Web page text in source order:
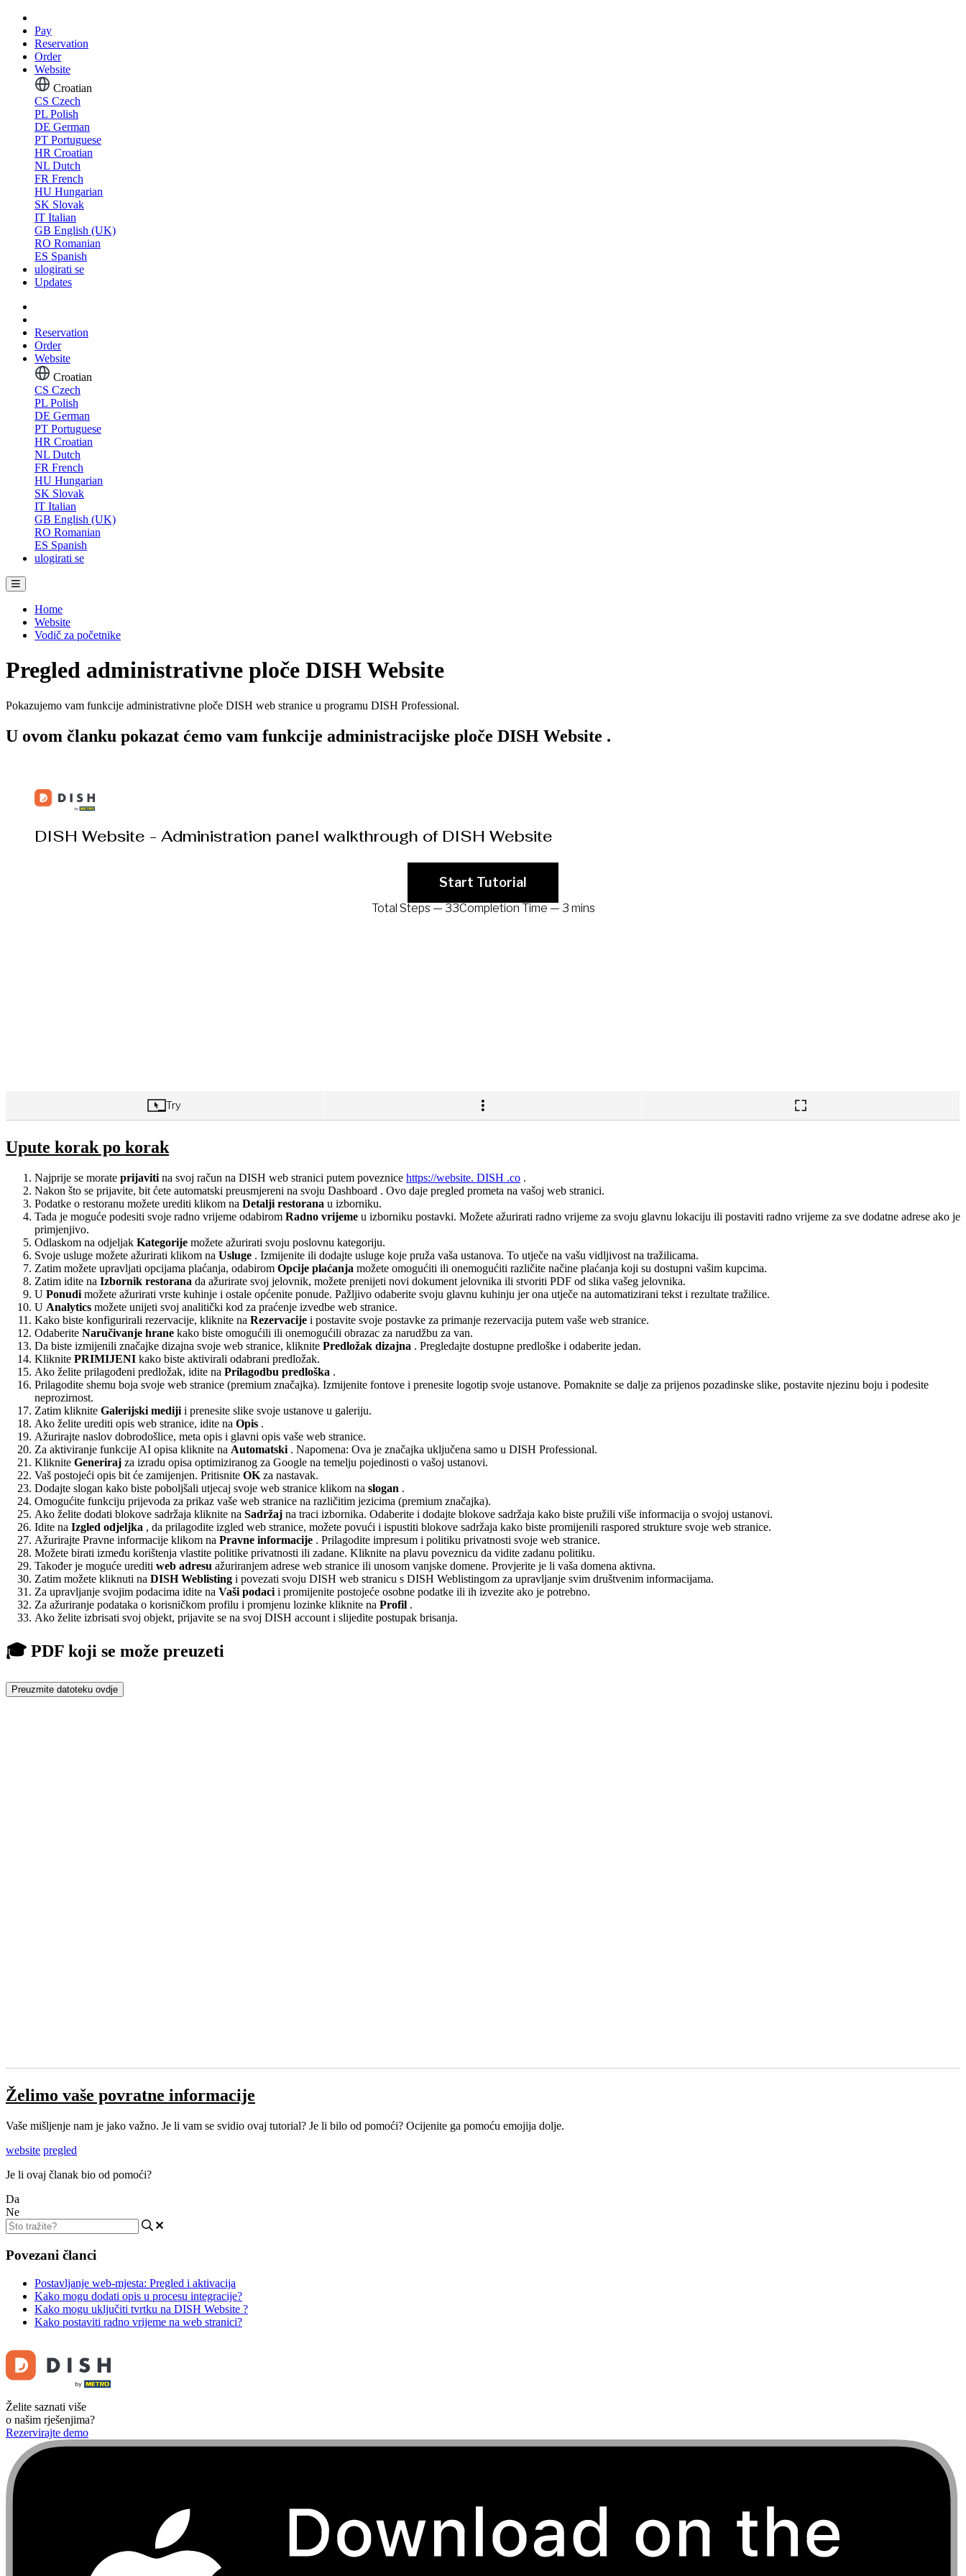
Pay
Reservation
Order
Website
Croatian
CS Czech
PL Polish
DE German
PT Portuguese
HR Croatian
NL Dutch
FR French
HU Hungarian
SK Slovak
IT Italian
GB English (UK)
RO Romanian
ES Spanish
ulogirati se
Updates
Reservation
Order
Website
Croatian
CS Czech
PL Polish
DE German
PT Portuguese
HR Croatian
NL Dutch
FR French
HU Hungarian
SK Slovak
IT Italian
GB English (UK)
RO Romanian
ES Spanish
ulogirati se
Home
Website
Vodič za početnike
Pregled administrativne ploče DISH Website
Pokazujemo vam funkcije administrativne ploče DISH web stranice u programu DISH Professional.
U ovom članku pokazat ćemo vam funkcije administracijske ploče DISH Website .
Upute korak po korak
Najprije se morate prijaviti na svoj račun na DISH web stranici putem poveznice https://website. DISH .co .
Nakon što se prijavite, bit ćete automatski preusmjereni na svoju Dashboard . Ovo daje pregled prometa na vašoj web stranici.
Podatke o restoranu možete urediti klikom na Detalji restorana u izborniku.
Tada je moguće podesiti svoje radno vrijeme odabirom Radno vrijeme u izborniku postavki. Možete ažurirati radno vrijeme za svoju glavnu lokaciju ili postaviti radno vrijeme za sve dodatne adrese ako je
primjenjivo.
Odlaskom na odjeljak Kategorije možete ažurirati svoju poslovnu kategoriju.
Svoje usluge možete ažurirati klikom na Usluge . Izmijenite ili dodajte usluge koje pruža vaša ustanova. To utječe na vašu vidljivost na tražilicama.
Zatim možete upravljati opcijama plaćanja, odabirom Opcije plaćanja možete omogućiti ili onemogućiti različite načine plaćanja koji su dostupni vašim kupcima.
Zatim idite na Izbornik restorana da ažurirate svoj jelovnik, možete prenijeti novi dokument jelovnika ili stvoriti PDF od slika vašeg jelovnika.
U Ponudi možete ažurirati vrste kuhinje i ostale općenite ponude. Pažljivo odaberite svoju glavnu kuhinju jer ona utječe na automatizirani tekst i rezultate tražilice.
U Analytics možete unijeti svoj analitički kod za praćenje izvedbe web stranice.
Kako biste konfigurirali rezervacije, kliknite na Rezervacije i postavite svoje postavke za primanje rezervacija putem vaše web stranice.
Odaberite Naručivanje hrane kako biste omogućili ili onemogućili obrazac za narudžbu za van.
Da biste izmijenili značajke dizajna svoje web stranice, kliknite Predložak dizajna . Pregledajte dostupne predloške i odaberite jedan.
Kliknite PRIMIJENI kako biste aktivirali odabrani predložak.
Ako želite prilagođeni predložak, idite na Prilagodbu predloška .
Prilagodite shemu boja svoje web stranice (premium značajka). Izmijenite fontove i prenesite logotip svoje ustanove. Pomaknite se dalje za prijenos pozadinske slike, postavite njezinu boju i podesite
neprozirnost.
Zatim kliknite Galerijski mediji i prenesite slike svoje ustanove u galeriju.
Ako želite urediti opis web stranice, idite na Opis .
Ažurirajte naslov dobrodošlice, meta opis i glavni opis vaše web stranice.
Za aktiviranje funkcije AI opisa kliknite na Automatski . Napomena: Ova je značajka uključena samo u DISH Professional.
Kliknite Generiraj za izradu opisa optimiziranog za Google na temelju pojedinosti o vašoj ustanovi.
Vaš postojeći opis bit će zamijenjen. Pritisnite OK za nastavak.
Dodajte slogan kako biste poboljšali utjecaj svoje web stranice klikom na slogan .
Omogućite funkciju prijevoda za prikaz vaše web stranice na različitim jezicima (premium značajka).
Ako želite dodati blokove sadržaja kliknite na Sadržaj na traci izbornika. Odaberite i dodajte blokove sadržaja kako biste pružili više informacija o svojoj ustanovi.
Idite na Izgled odjeljka , da prilagodite izgled web stranice, možete povući i ispustiti blokove sadržaja kako biste promijenili raspored strukture svoje web stranice.
Ažurirajte Pravne informacije klikom na Pravne informacije . Prilagodite impresum i politiku privatnosti svoje web stranice.
Možete birati između korištenja vlastite politike privatnosti ili zadane. Kliknite na plavu poveznicu da vidite zadanu politiku.
Također je moguće urediti web adresu ažuriranjem adrese web stranice ili unosom vanjske domene. Provjerite je li vaša domena aktivna.
Zatim možete kliknuti na DISH Weblisting i povezati svoju DISH web stranicu s DISH Weblistingom za upravljanje svim društvenim informacijama.
Za upravljanje svojim podacima idite na Vaši podaci i promijenite postojeće osobne podatke ili ih izvezite ako je potrebno.
Za ažuriranje podataka o korisničkom profilu i promjenu lozinke kliknite na Profil .
Ako želite izbrisati svoj objekt, prijavite se na svoj DISH account i slijedite postupak brisanja.
🎓 PDF koji se može preuzeti
Preuzmite datoteku ovdje
Želimo vaše povratne informacije
Vaše mišljenje nam je jako važno. Je li vam se svidio ovaj tutorial? Je li bilo od pomoći? Ocijenite ga pomoću emojija dolje.
website pregled
Je li ovaj članak bio od pomoći?
Da
Ne
Povezani članci
Postavljanje web-mjesta: Pregled i aktivacija
Kako mogu dodati opis u procesu integracije?
Kako mogu uključiti tvrtku na DISH Website ?
Kako postaviti radno vrijeme na web stranici?
Želite saznati više
o našim rješenjima?
Rezervirajte demo